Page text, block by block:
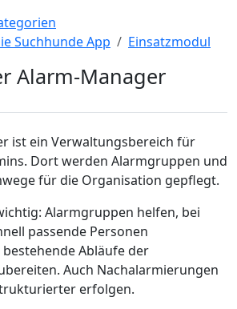
Suchhunde App
Einsatzmodul
Alarm-Manager
ist ein Verwaltungsbereich für
Dort werden Alarmgruppen und
für die Organisation gepflegt.
Alarmgruppen helfen, bei
passende Personen
Abläufe der
Auch Nachalarmierungen
erfolgen.